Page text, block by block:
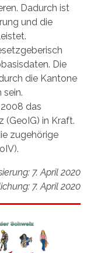
Dadurch ist
und die
Die
die Kantone
das
(GeoIG) in Kraft.
zugehörige
7. April 2020
7. April 2020